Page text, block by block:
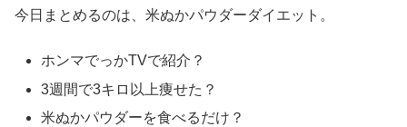
今日まとめるのは、米ぬかパウダーダイエット。
ホンマでっかTVで紹介？
3週間で3キロ以上痩せた？
米ぬかパウダーを食べるだけ？